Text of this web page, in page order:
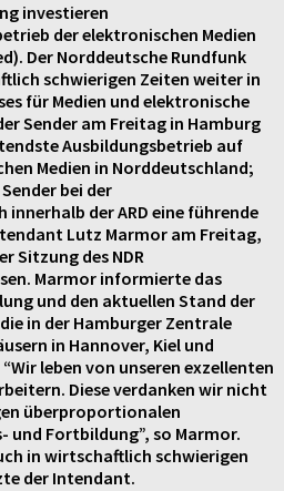
investieren
der elektronischen Medien
Der Norddeutsche Rundfunk
schwierigen Zeiten weiter in
für Medien und elektronische
Sender am Freitag in Hamburg
Ausbildungsbetrieb auf
Medien in Norddeutschland;
bei der
der ARD eine führende
Lutz Marmor am Freitag,
Sitzung des NDR
Marmor informierte das
und den aktuellen Stand der
in der Hamburger Zentrale
in Hannover, Kiel und
leben von unseren exzellenten
Diese verdanken wir nicht
überproportionalen
und Fortbildung”, so Marmor.
in wirtschaftlich schwierigen
der Intendant.